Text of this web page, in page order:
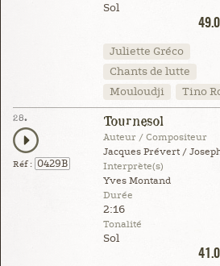
Sol
Juliette Gréco
Chants de lutte
Mouloudji
Tino
28.
Réf : 0429B
Tournesol
Auteur / Compositeur
Jacques Prévert /
Interprète(s)
Yves Montand
Durée
2:16
Tonalité
Sol